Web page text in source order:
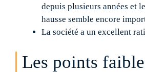
depuis plusieurs années et
hausse semble encore
La société a un excellent
Les points